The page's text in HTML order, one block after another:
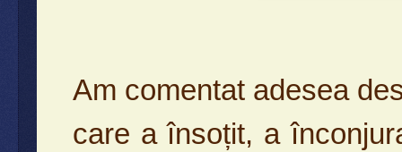
Am comentat adesea
care a însoțit, a